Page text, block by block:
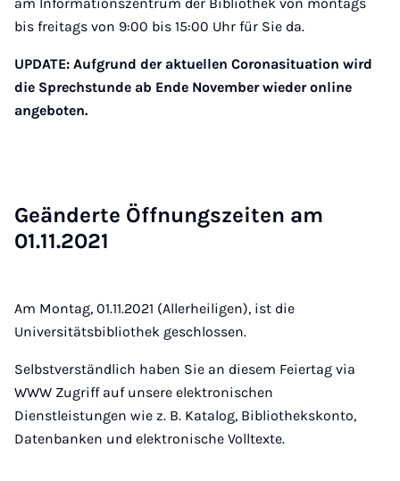
bis freitags von 9:00 bis 15:00 Uhr für Sie da.
UPDATE: Aufgrund der aktuellen Coronasituation wird
die Sprechstunde ab Ende November wieder online
angeboten.
Ge­än­der­te Öff­nungs­zei­ten am
01.11.2021
Am Montag, 01.11.2021 (Allerheiligen), ist die
Universitätsbibliothek geschlossen.
Selbstverständlich haben Sie an diesem Feiertag via
WWW Zugriff auf unsere elektronischen
Dienstleistungen wie z. B. Katalog, Bibliothekskonto,
Datenbanken und elektronische Volltexte.